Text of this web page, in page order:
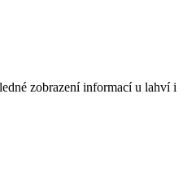
zobrazení informací u lahví i